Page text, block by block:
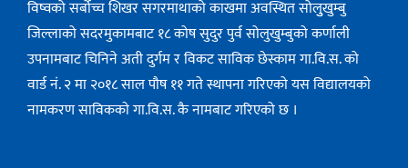
विष्वको सर्बोच्च शिखर सगरमाथाको काखमा अवस्थित सोलुुखुम्बु
जिल्लाको सदरमुकामबाट १८ कोष सुदुर पुर्व सोलुखुम्बुको कर्णाली
उपनामबाट चिनिने अती दुर्गम र विकट साविक छेस्काम गा.वि.स. को
वार्ड नं. २ मा २०१८ साल पौष ११ गते स्थापना गरिएको यस विद्यालयको
नामकरण साविककाे गा.वि.स. कै नामबाट गरिएको छ ।